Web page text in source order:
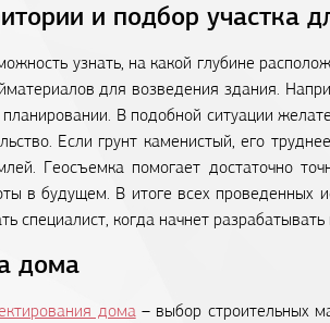
и подбор участка
узнать, на какой глубине
для возведения здания.
В подобной ситуации
Если грунт каменистый, его
Геосъемка помогает достаточно
в будущем. В итоге всех проведенных
специалист, когда начнет разрабатывать
дома
дома– выбор строительных